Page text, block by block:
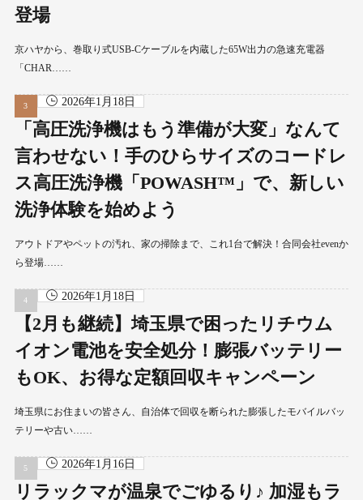
登場
京ハヤから、巻取り式USB-Cケーブルを内蔵した65W出力の急速充電器
「CHAR……
2026年1月18日
「高圧洗浄機はもう準備が大変」なんて
言わせない！手のひらサイズのコードレ
ス高圧洗浄機「POWASH™」で、新しい
洗浄体験を始めよう
アウトドアやペットの汚れ、家の掃除まで、これ1台で解決！合同会社evenか
ら登場……
2026年1月18日
【2月も継続】埼玉県で困ったリチウム
イオン電池を安全処分！膨張バッテリー
もOK、お得な定額回収キャンペーン
埼玉県にお住まいの皆さん、自治体で回収を断られた膨張したモバイルバッ
テリーや古い……
2026年1月16日
リラックマが温泉でごゆるり♪ 加湿もラ